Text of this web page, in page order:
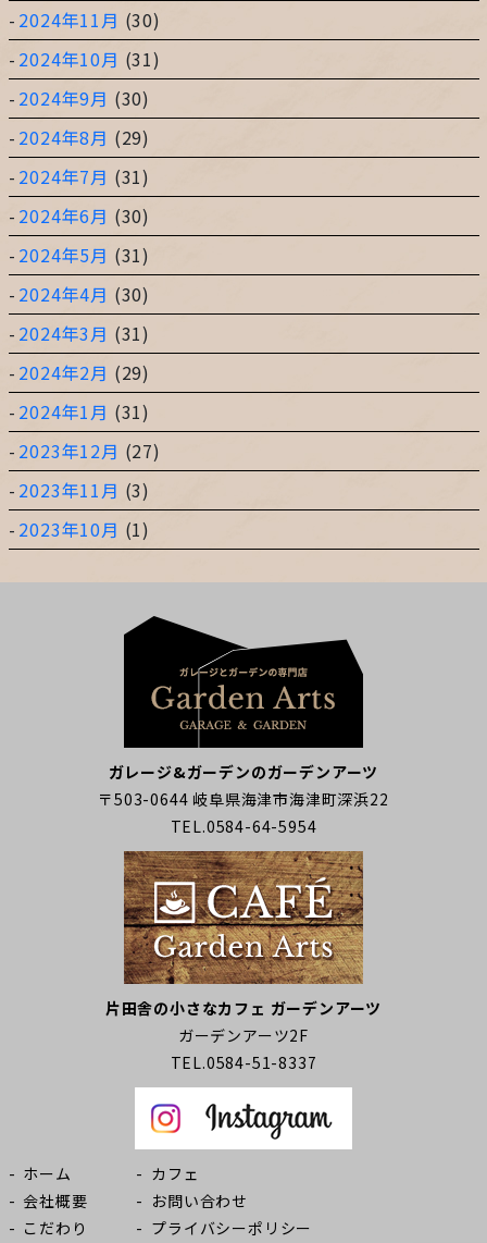
2024年11月 (30)
2024年10月 (31)
2024年9月 (30)
2024年8月 (29)
2024年7月 (31)
2024年6月 (30)
2024年5月 (31)
2024年4月 (30)
2024年3月 (31)
2024年2月 (29)
2024年1月 (31)
2023年12月 (27)
2023年11月 (3)
2023年10月 (1)
ガレージ&ガーデンのガーデンアーツ
〒503-0644 岐阜県海津市海津町深浜22
TEL.0584-64-5954
片田舎の小さなカフェ ガーデンアーツ
ガーデンアーツ2F
TEL.0584-51-8337
ホーム
会社概要
こだわり
カフェ
お問い合わせ
プライバシーポリシー